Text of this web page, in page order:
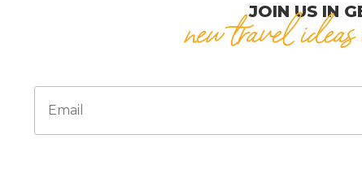
JOIN US IN
new travel